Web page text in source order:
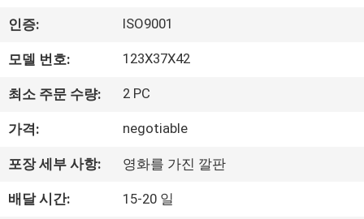
회
사
공
장
인증: ISO9001
모델 번호: 123X37X42
최소 주문 수량: 2 PC
가격: negotiable
포장 세부 사항: 영화를 가진 깔판
배달 시간: 15-20 일